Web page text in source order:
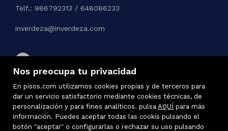
Nos preocupa tu privacidad
En pisos.com utilizamos cookies propias y de terceros para
dar un servicio satisfactorio mediante cookies técnicas, de
personalización y para fines analíticos. pulsa AQUÍ para más
información. Puedes aceptar todas las cookis pulsando el
botón "aceptar" o configurarlas o rechazar su uso pulsando
Telf.: 986792313 / 648086233
inverdeza@inverdeza.com